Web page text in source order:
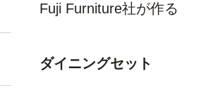
Fuji Furniture社が作る
ダイニングセット